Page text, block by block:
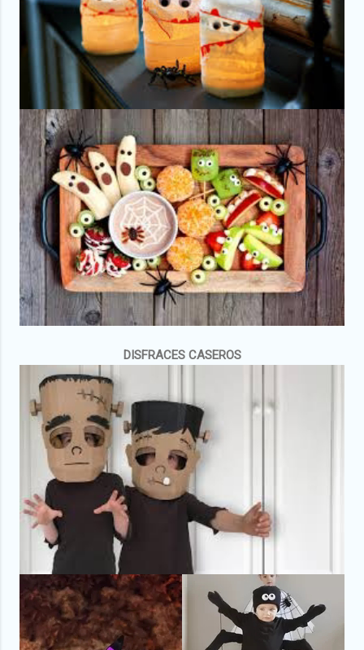
DISFRACES CASEROS